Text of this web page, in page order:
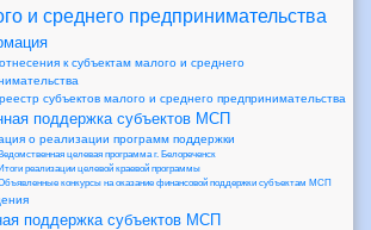
и среднего предпринимательства
к субъектам малого и среднего
субъектов малого и среднего предпринимательства
поддержка субъектов МСП
о реализации программ поддержки
Ведомственная целевая программа г. Белореченск
Итоги реализации целевой краевой программы
конкурсы на оказание финансовой поддержки субъектам МСП
поддержка субъектов МСП